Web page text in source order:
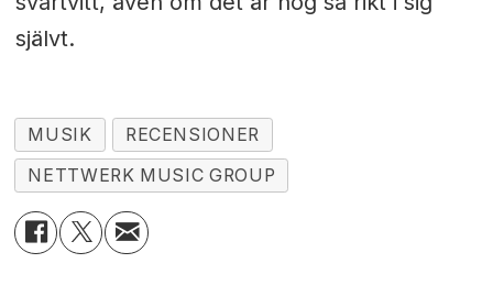
självt.
MUSIK
RECENSIONER
NETTWERK MUSIC GROUP